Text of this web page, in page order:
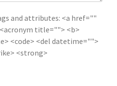
and attributes: <a href=""
title=""> <b>
<code> <del datetime="">
<strong>